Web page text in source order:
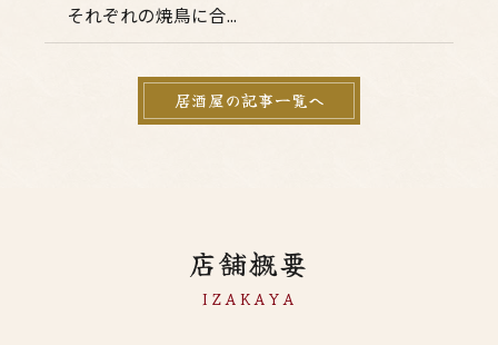
それぞれの焼鳥に合...
居酒屋の記事一覧へ
店舗概要
IZAKAYA